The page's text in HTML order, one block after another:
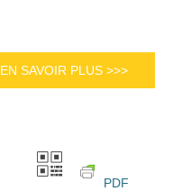
EN SAVOIR PLUS >>>
PDF